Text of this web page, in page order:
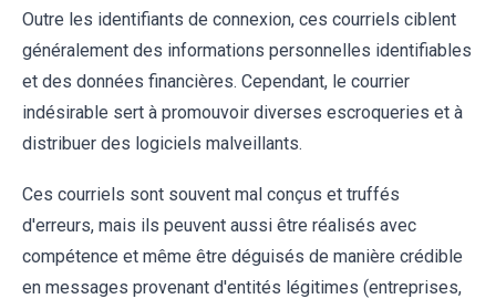
Outre les identifiants de connexion, ces courriels ciblent
généralement des informations personnelles identifiables
et des données financières. Cependant, le courrier
indésirable sert à promouvoir diverses escroqueries et à
distribuer des logiciels malveillants.
Ces courriels sont souvent mal conçus et truffés
d'erreurs, mais ils peuvent aussi être réalisés avec
compétence et même être déguisés de manière crédible
en messages provenant d'entités légitimes (entreprises,